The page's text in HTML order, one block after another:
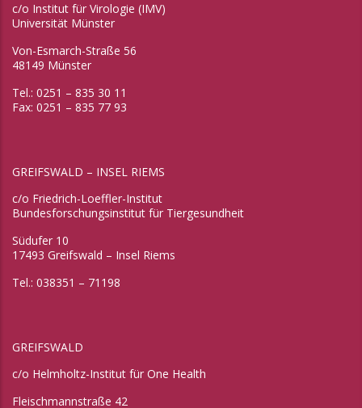
c/o Institut für Virologie (IMV)
Universität Münster
Von-Esmarch-Straße 56
48149 Münster
Tel.: 0251 – 835 30 11
Fax: 0251 – 835 77 93
GREIFSWALD – INSEL RIEMS
c/o Friedrich-Loeffler-Institut
Bundesforschungsinstitut für Tiergesundheit
Südufer 10
17493 Greifswald – Insel Riems
Tel.: 038351 – 71198
GREIFSWALD
c/o Helmholtz-Institut für One Health
Fleischmannstraße 42